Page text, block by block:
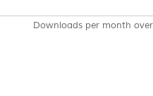
Downloads per month